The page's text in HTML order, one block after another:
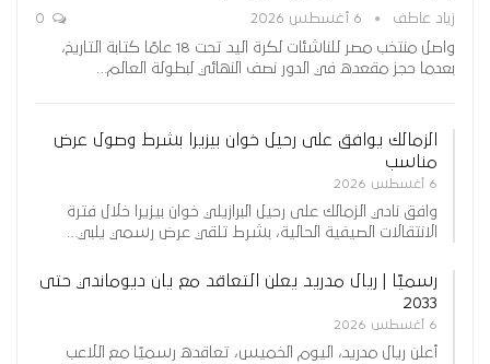
زياد عاطف 6 أغسطس 2026
واصل منتخب مصر للناشئات لكرة اليد تحت 18 عامًا كتابة التاريخ،
بعدما حجز مقعده في الدور نصف النهائي لبطولة العالم…
الزمالك يوافق على رحيل خوان بيزيرا بشرط وصول عرض
مناسب
6 أغسطس 2026
وافق نادي الزمالك على رحيل البرازيلي خوان بيزيرا خلال فترة
الانتقالات الصيفية الحالية، بشرط تلقي عرض رسمي يلبي…
رسميًا | ريال مدريد يعلن التعاقد مع يان ديوماندي حتى
2033
6 أغسطس 2026
أعلن ريال مدريد، اليوم الخميس، تعاقده رسميًا مع اللاعب